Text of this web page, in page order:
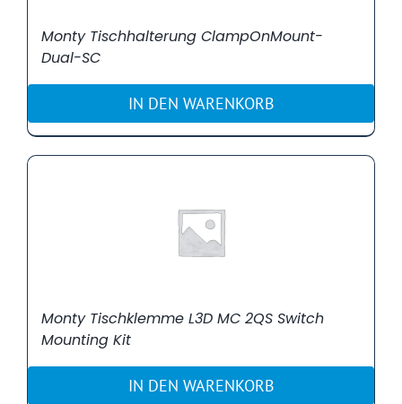
Monty Tischhalterung ClampOnMount-
Dual-SC
IN DEN WARENKORB
Monty Tischklemme L3D MC 2QS Switch
Mounting Kit
IN DEN WARENKORB